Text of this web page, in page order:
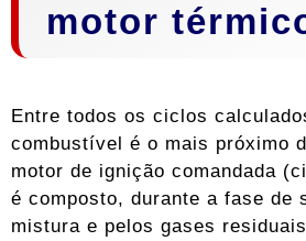
motor
Entre todos os ciclos
combustível é o mais próximo
motor de ignição comandada
é composto, durante a fase de
mistura e pelos gases